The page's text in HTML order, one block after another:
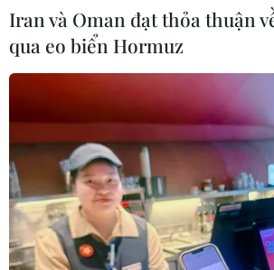
Iran và Oman đạt thỏa thuận
qua eo biển Hormuz